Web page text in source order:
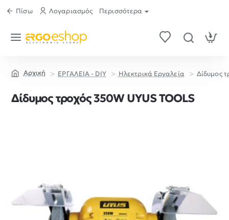
Πίσω Λογαριασμός Περισσότερα
ΕΡΓΑΛΕΙΑ - DIY Ηλεκτρικά Εργαλεία Δίδυμος
Δίδυμος τροχός 350W UYUS TOOLS